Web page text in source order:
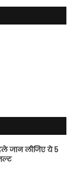
जान लीजिए ये 5